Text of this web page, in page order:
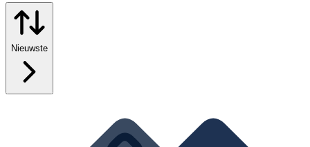
Nieuwste